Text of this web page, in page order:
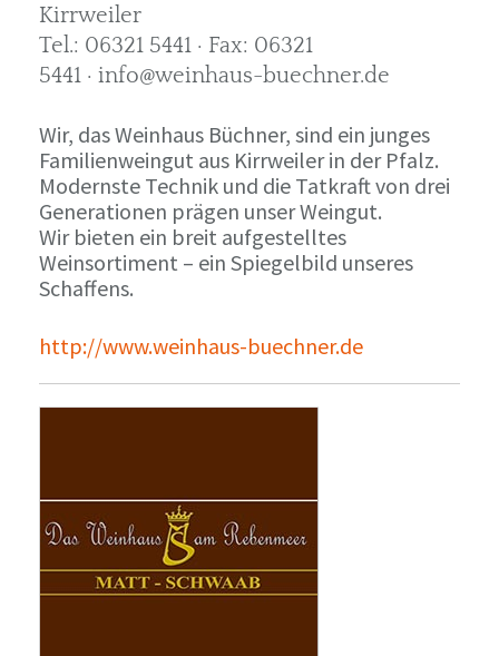
Kirrweiler
Tel.: 06321 5441 · Fax: 06321
5441 · info@weinhaus-buechner.de
Wir, das Weinhaus Büchner, sind ein junges
Familienweingut aus Kirrweiler in der Pfalz.
Modernste Technik und die Tatkraft von drei
Generationen prägen unser Weingut.
Wir bieten ein breit aufgestelltes
Weinsortiment – ein Spiegelbild unseres
Schaffens.
http://www.weinhaus-buechner.de